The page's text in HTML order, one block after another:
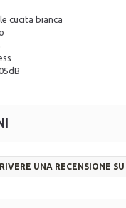
cucita bianca
UNA RECENSIONE